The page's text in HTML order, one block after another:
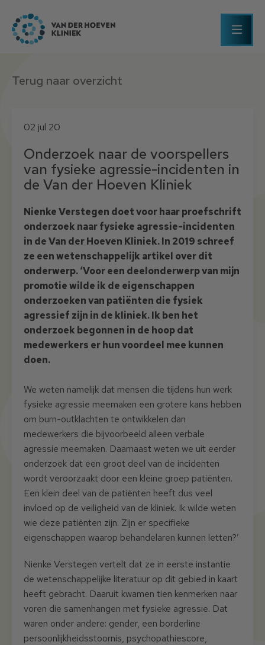
Terug naar overzicht
02 jul 20
Onderzoek naar de voorspellers
van fysieke agressie-incidenten in
de Van der Hoeven Kliniek
Nienke Verstegen doet voor haar proefschrift
onderzoek naar fysieke agressie-incidenten
in de Van der Hoeven Kliniek. In 2019 schreef
ze een wetenschappelijk artikel over dit
onderwerp. ‘Voor een deelonderwerp van mijn
promotie wilde ik de eigenschappen
onderzoeken van patiënten die fysiek
agressief zijn in de kliniek. Ik ben het
onderzoek begonnen in de hoop dat
medewerkers er hun voordeel mee kunnen
doen.
We weten namelijk dat mensen die tijdens hun werk
fysieke agressie meemaken een grotere kans hebben
om burn-outklachten te ontwikkelen dan
medewerkers die bijvoorbeeld alleen verbale
agressie meemaken. Daarnaast weten we uit eerder
onderzoek dat een groot deel van de incidenten
wordt veroorzaakt door een kleine groep patiënten.
Een klein deel van de patiënten heeft dus veel
invloed op de veiligheid van de kliniek. Ik wilde weten
wie deze patiënten zijn. Zijn er specifieke
eigenschappen waarop behandelaren kunnen letten?’
Nienke Verstegen vertelt dat ze in eerste instantie
de wetenschappelijke literatuur op dit gebied in kaart
heeft gebracht. Daaruit kwamen tien kenmerken naar
voren die samenhangen met fysieke agressie. Dat
waren onder andere: gender, een borderline
persoonlijkheidsstoornis, psychopathiescore,